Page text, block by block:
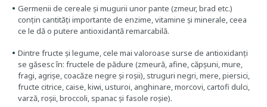
Germenii de cereale și mugurii unor pante (zmeur, brad etc.)
conțin cantități importante de enzime, vitamine și minerale, ceea
ce le dă o putere antioxidantă remarcabilă.
Dintre fructe și legume, cele mai valoroase surse de antioxidanți
se găsesc în: fructele de pădure (zmeură, afine, căpșuni, mure,
fragi, agrișe, coacăze negre și roșii), struguri negri, mere, piersici,
fructe citrice, caise, kiwi, usturoi, anghinare, morcovi, cartofi dulci,
varză, roșii, broccoli, spanac și fasole roșie).